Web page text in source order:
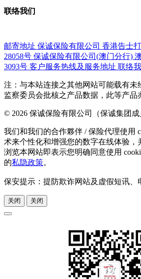
联络我们
邮寄地址 保诚保险有限公司 香港告士
28058号 保诚保险有限公司(澳门分行)
3093号 客户服务热线及服务地址 联络
注：与本站连接之其他网站可能载有未
监察委员会批核之产品数据，此等产品
© 2026 保诚保险有限公司（保诚集团成
我们和我们的合作夥伴 / 保险代理使用
术来个性化和增强您的数字在线体验，
浏览本网站即表示您明确同意使用
的私隐政策。
保安提示：提防欺诈网站及虚假短讯、
关闭 关闭